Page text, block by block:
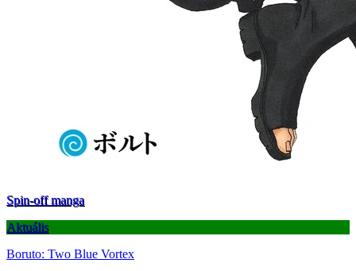
Spin-off manga
Aktuális
Boruto: Two Blue Vortex